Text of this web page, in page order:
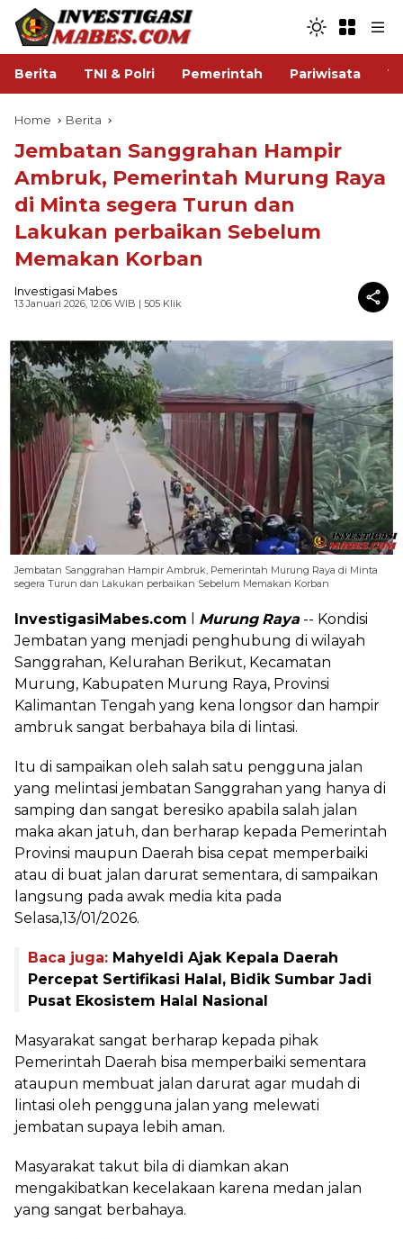
Berita TNI & Polri Pemerintah Pariwisata
Home Berita
Jembatan Sanggrahan Hampir
Ambruk, Pemerintah Murung Raya
di Minta segera Turun dan
Lakukan perbaikan Sebelum
Memakan Korban
Investigasi Mabes
13 Januari 2026, 12:06 WIB | 505 Klik
Jembatan Sanggrahan Hampir Ambruk, Pemerintah Murung Raya di Minta
segera Turun dan Lakukan perbaikan Sebelum Memakan Korban
InvestigasiMabes.com Murung Raya-- Kondisi
Jembatan yang menjadi penghubung di wilayah
Sanggrahan, Kelurahan Berikut, Kecamatan
Murung, Kabupaten Murung Raya, Provinsi
Kalimantan Tengah yang kena longsor dan hampir
ambruk sangat berbahaya bila di lintasi.
Itu di sampaikan oleh salah satu pengguna jalan
yang melintasi jembatan Sanggrahan yang hanya di
samping dan sangat beresiko apabila salah jalan
maka akan jatuh, dan berharap kepada Pemerintah
Provinsi maupun Daerah bisa cepat memperbaiki
atau di buat jalan darurat sementara, di sampaikan
langsung pada awak media kita pada
Selasa,13/01/2026.
Baca juga: Mahyeldi Ajak Kepala Daerah
Percepat Sertifikasi Halal, Bidik Sumbar Jadi
Pusat Ekosistem Halal Nasional
Masyarakat sangat berharap kepada pihak
Pemerintah Daerah bisa memperbaiki sementara
ataupun membuat jalan darurat agar mudah di
lintasi oleh pengguna jalan yang melewati
jembatan supaya lebih aman.
Masyarakat takut bila di diamkan akan
mengakibatkan kecelakaan karena medan jalan
yang sangat berbahaya.